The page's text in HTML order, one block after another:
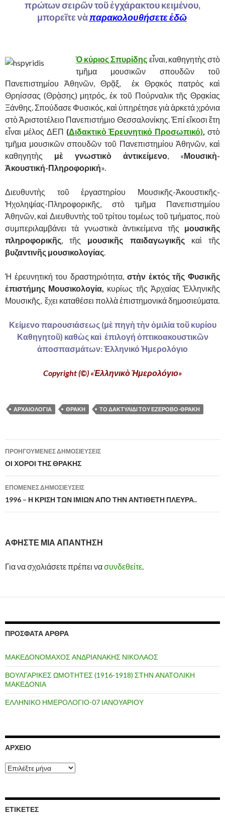
πρώτων σειρῶν τοῦ ἐγχάρακτου κειμένου,
μπορεῖτε νὰπαρακολουθήσετε ἐδῶ
Ὁ κύριος Σπυρίδης εἶναι, καθηγητὴς στὸ
τμῆμα μουσικῶν σπουδῶν τοῦ
Πανεπιστημίου Ἀθηνῶν, Θρᾷξ, ἐκ Θρᾳκός πατρὸς καὶ
Θρηίσσας (Θρᾲσης) μητρός, ἐκ τοῦ Πούρναλικ τῆς Θρᾳκίας
Ξάνθης. Σπούδασε Φυσικός, καὶ ὑπηρέτησε γιὰ ἀρκετά χρόνια
στὸ Ἀριστοτέλειο Πανεπιστήμιο Θεσσαλονίκης. Ἐπί εἴκοσι ἔτη
εἶναι μέλος ΔΕΠ (Διδακτικὸ Ἐρευνητικό Προσωπικό), στὸ
τμῆμα μουσικῶν σπουδῶν τοῦ Πανεπιστημίου Ἀθηνῶν, καὶ
καθηγητὴς μὲ γνωστικὸ ἀντικείμενο, «Μουσικὴ-
Ἀκουστική-Πληροφορική».
Διευθυντὴς τοῦ ἐργαστηρίου Μουσικῆς-Ἀκουστικῆς-
Ἠχοληψίας-Πληροφορικῆς, στὸ τμῆμα Πανεπιστημίου
Ἀθηνῶν, καὶ Διευθυντὴς τοῦ τρίτου τομέως τοῦ τμήματος, ποὺ
συμπεριλαμβάνει τὰ γνωστικὰ ἀντικείμενα τῆς μουσικῆς
πληροφορικῆς, τῆς μουσικῆς παιδαγωγικῆςκαὶ τῆς
βυζαντινῆς μουσικολογίας.
Ἡ ἐρευνητική του δραστηριότητα, στὴν ἐκτός τῆς Φυσικῆς
ἐπιστήμης Μουσικολογία, κυρίως τῆς Ἀρχαίας Ἑλληνικῆς
Μουσικῆς, ἔχει καταθέσει πολλὰ ἐπιστημονικά δημοσιεύματα.
Κείμενο παρουσιάσεως (μὲ πηγὴ τὴν ὁμιλία τοῦ κυρίου
Καθηγητοῦ) καθὼς καὶ ἐπιλογή ὀπτικοακουστικῶν
ἀποσπασμάτων: Ἑλληνικό Ἡμερολόγιο
Copyright (©) «Ἑλληνικὸ Ἡμερολόγιο»
ΑΡΧΑΙΟΛΟΓΙΑ ΘΡΑΚΗ ΤΟ ΔΑΚΤΥΛΙΔΙ ΤΟΥ ΕΖΕΡΟΒΟ-ΘΡΑΚΗ
Πλοήγηση
άρθρων
ΠΡΟΗΓΟΎΜΕΝΕΣ ΔΗΜΟΣΙΕΎΣΕΙΣ
ΟΙ ΧΟΡΟΙ ΤΗΣ ΘΡΑΚΗΣ
ΕΠΌΜΕΝΕΣ ΔΗΜΟΣΙΕΎΣΕΙΣ
1996 – Η ΚΡΙΣΗ ΤΩΝ ΙΜΙΩΝ ΑΠΟ ΤΗΝ ΑΝΤΙΘΕΤΗ ΠΛΕΥΡΑ..
ΑΦΉΣΤΕ ΜΙΑ ΑΠΆΝΤΗΣΗ
Για να σχολιάσετε πρέπει νασυνδεθείτε.
ΠΡΌΣΦΑΤΑ ΆΡΘΡΑ
ΜΑΚΕΔΟΝΟΜΑΧΟΣ ΑΝΔΡΙΑΝΑΚΗΣ ΝΙΚΟΛΑΟΣ
ΒΟΥΛΓΑΡΙΚΕΣ ΩΜΟΤΗΤΕΣ (1916-1918) ΣΤΗΝ ΑΝΑΤΟΛΙΚΗ
ΜΑΚΕΔΟΝΙΑ
ΕΛΛΗΝΙΚΟ ΗΜΕΡΟΛΟΓΙΟ-07 ΙΑΝΟΥΑΡΙΟΥ
ΑΡΧΕΊΟ
Α
ρ
ο
ΕΤΙΚΈΤΕΣ